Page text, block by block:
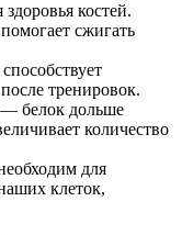
костей.
сжигать
тренировок.
— белок дольше
количество
для
клеток,